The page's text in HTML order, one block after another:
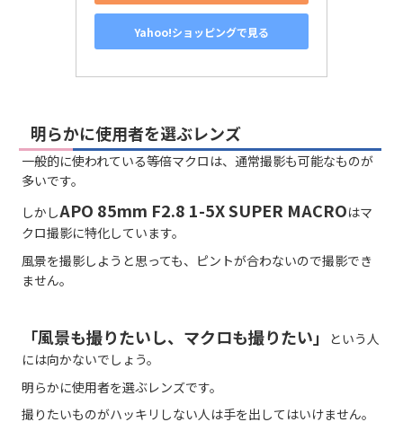
Yahoo!ショッピングで見る
明らかに使用者を選ぶレンズ
一般的に使われている等倍マクロは、通常撮影も可能なものが
多いです。
しかしAPO 85mm F2.8 1-5X SUPER MACROはマ
クロ撮影に特化しています。
風景を撮影しようと思っても、ピントが合わないので撮影でき
ません。
「風景も撮りたいし、マクロも撮りたい」
という人
には向かないでしょう。
明らかに使用者を選ぶレンズです。
撮りたいものがハッキリしない人は手を出してはいけません。